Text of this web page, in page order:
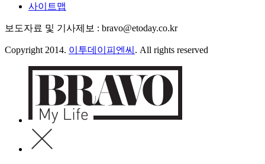
사이트맵
보도자료 및 기사제보 : bravo@etoday.co.kr
Copyright 2014. 이투데이피엔씨 . All rights reserved